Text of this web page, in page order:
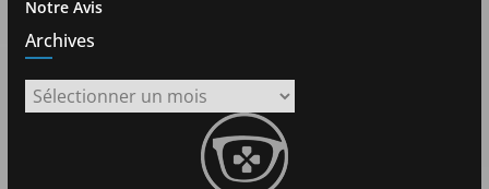
Notre Avis
Archives
Archives